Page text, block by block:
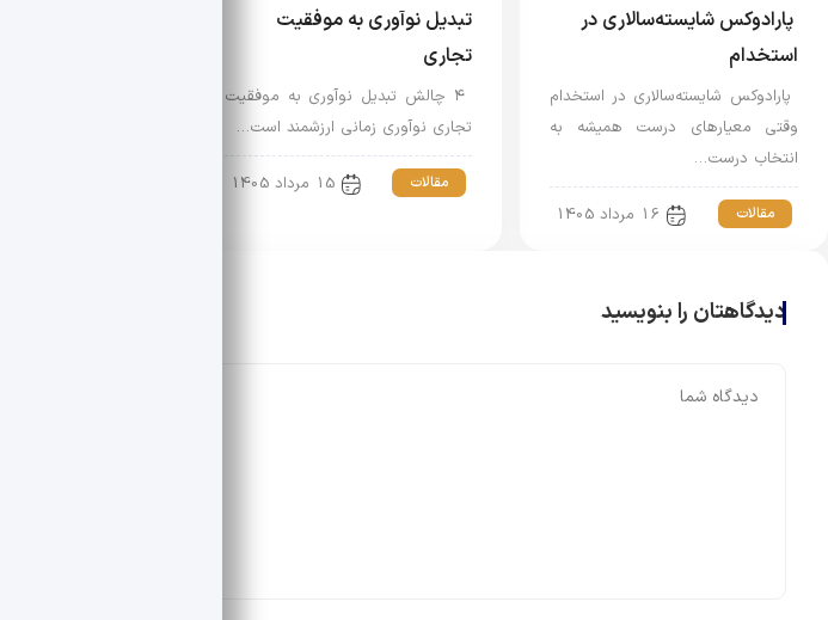
⁠ پارادوکس شایسته‌سالاری در
استخدام
⁠ پارادوکس شایسته‌سالاری در استخدام
وقتی معیارهای درست همیشه به
انتخاب درست…
مقالات 16 مرداد 1405
تبدیل نوآوری به موفقیت
تجاری
⁠ ۴ چالش تبدیل نوآوری به موفقیت
تجاری نوآوری زمانی ارزشمند است…
مقالات 15 مرداد 1405
دیدگاهتان را بنویسید